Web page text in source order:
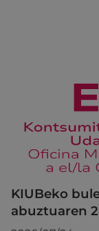
KIUBeko
abuztuaren